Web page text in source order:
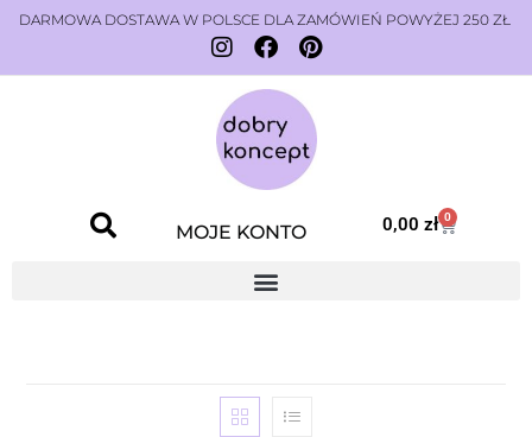
DARMOWA DOSTAWA W POLSCE DLA ZAMÓWIEŃ POWYŻEJ 250 ZŁ
MOJE KONTO 0,00zł 0